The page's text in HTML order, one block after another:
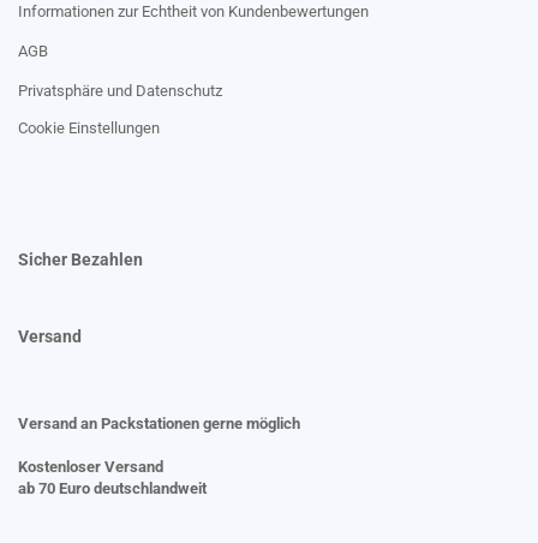
Informationen zur Echtheit von Kundenbewertungen
AGB
Privatsphäre und Datenschutz
Cookie Einstellungen
Sicher Bezahlen
Versand
Versand an Packstationen gerne möglich
Kostenloser Versand
ab 70 Euro deutschlandweit